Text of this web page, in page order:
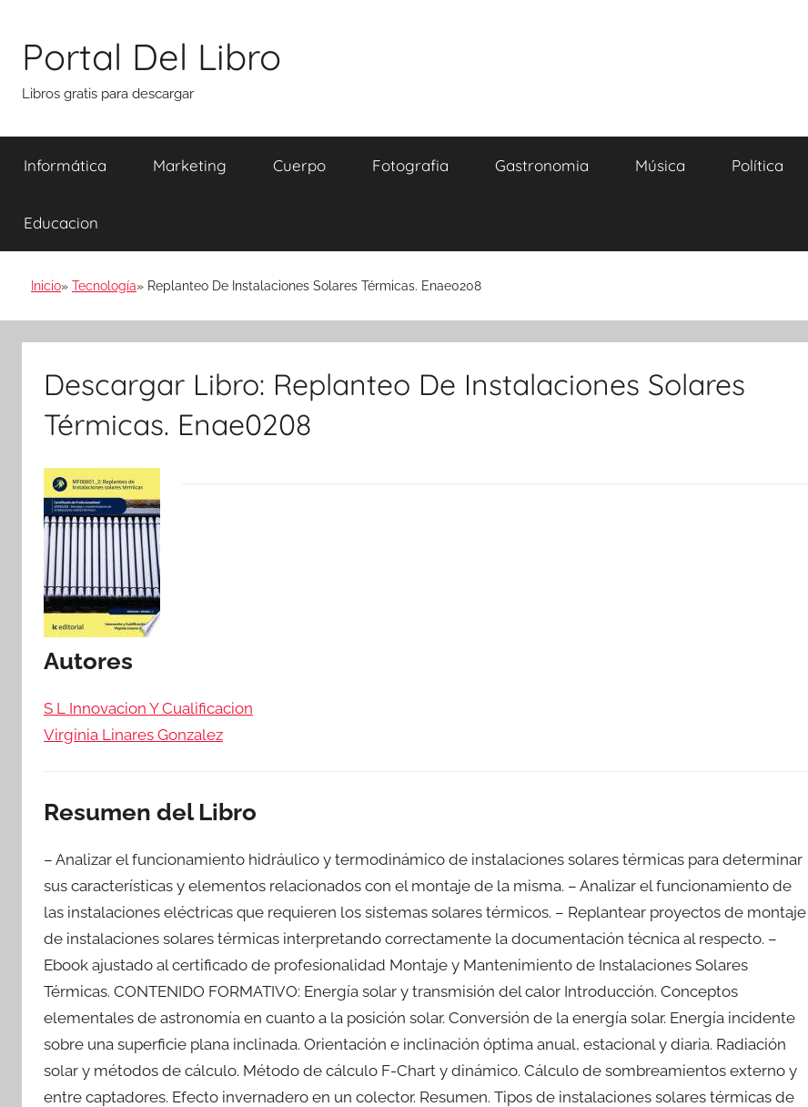
contenido
Portal Del Libro
Libros gratis para descargar
Informática Marketing Cuerpo Fotografia Gastronomia Música Política
Educacion
Inicio Tecnología Replanteo De Instalaciones Solares Térmicas. Enae0208
Descargar Libro: Replanteo De Instalaciones Solares
Térmicas. Enae0208
Autores
S L Innovacion Y Cualificacion
Virginia Linares Gonzalez
Resumen del Libro
– Analizar el funcionamiento hidráulico y termodinámico de instalaciones solares térmicas para determinar
sus características y elementos relacionados con el montaje de la misma. – Analizar el funcionamiento de
las instalaciones eléctricas que requieren los sistemas solares térmicos. – Replantear proyectos de montaje
de instalaciones solares térmicas interpretando correctamente la documentación técnica al respecto. –
Ebook ajustado al certificado de profesionalidad Montaje y Mantenimiento de Instalaciones Solares
Térmicas. CONTENIDO FORMATIVO: Energía solar y transmisión del calor Introducción. Conceptos
elementales de astronomía en cuanto a la posición solar. Conversión de la energía solar. Energía incidente
sobre una superficie plana inclinada. Orientación e inclinación óptima anual, estacional y diaria. Radiación
solar y métodos de cálculo. Método de cálculo F-Chart y dinámico. Cálculo de sombreamientos externo y
entre captadores. Efecto invernadero en un colector. Resumen. Tipos de instalaciones solares térmicas de